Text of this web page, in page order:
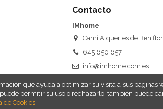
Contacto
IMhome
Camí Alqueries de
645 650 657
info@imhome.com.es
que ayuda a optimizar su visita a sus páginas
permitir su uso o rechazarlo, también puede
de Cookies